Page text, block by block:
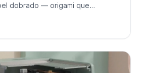
dobrado — origami que